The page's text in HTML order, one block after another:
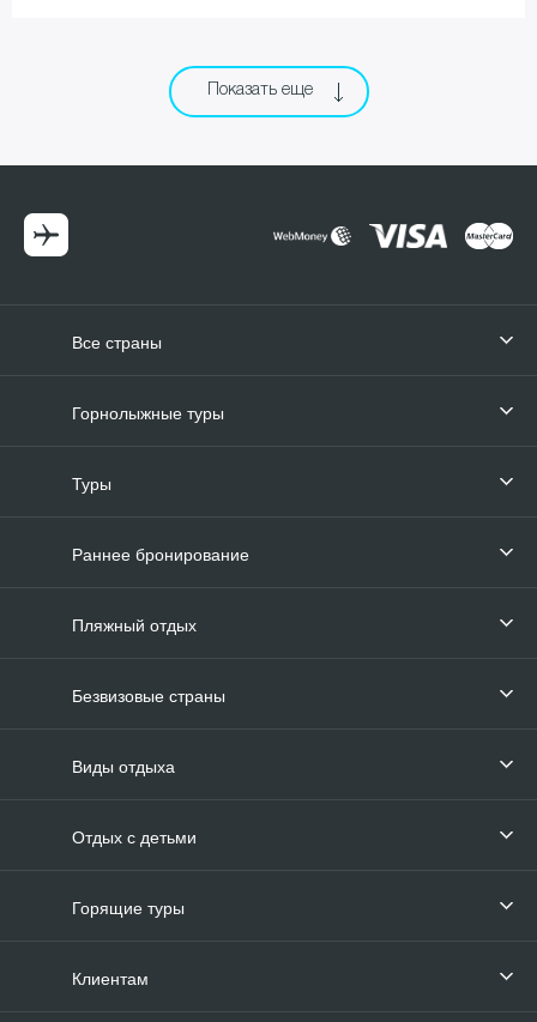
Показать еще
Все страны
Горнолыжные туры
Туры
Раннее бронирование
Пляжный отдых
Безвизовые страны
Виды отдыха
Отдых с детьми
Горящие туры
Клиентам